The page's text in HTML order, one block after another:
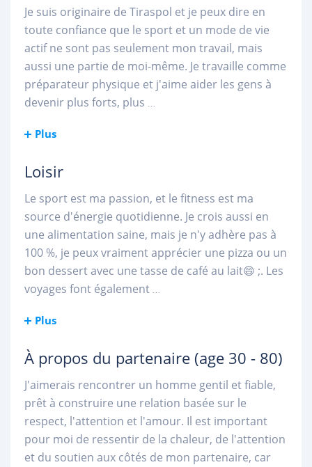
Je suis originaire de Tiraspol et je peux dire en
toute confiance que le sport et un mode de vie
actif ne sont pas seulement mon travail, mais
aussi une partie de moi-même. Je travaille comme
préparateur physique et j'aime aider les gens à
devenir plus forts, plus ...
Plus
Loisir
Le sport est ma passion, et le fitness est ma
source d'énergie quotidienne. Je crois aussi en
une alimentation saine, mais je n'y adhère pas à
100 %, je peux vraiment apprécier une pizza ou un
bon dessert avec une tasse de café au lait😄 ;. Les
voyages font également...
Plus
À propos du partenaire (age 30 - 80)
J'aimerais rencontrer un homme gentil et fiable,
prêt à construire une relation basée sur le
respect, l'attention et l'amour. Il est important
pour moi de ressentir de la chaleur, de l'attention
et du soutien aux côtés de mon partenaire, car